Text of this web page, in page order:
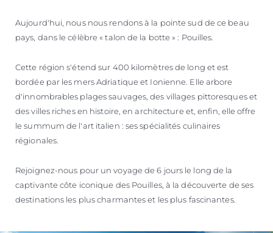
Aujourd'hui, nous nous rendons à la pointe sud de ce beau
pays, dans le célèbre « talon de la botte » : Pouilles.
Cette région s'étend sur 400 kilomètres de long et est
bordée par les mers Adriatique et Ionienne. Elle arbore
d'innombrables plages sauvages, des villages pittoresques et
des villes riches en histoire, en architecture et, enfin, elle offre
le summum de l'art italien : ses spécialités culinaires
régionales.
Rejoignez-nous pour un voyage de 6 jours le long de la
captivante côte iconique des Pouilles, à la découverte de ses
destinations les plus charmantes et les plus fascinantes.